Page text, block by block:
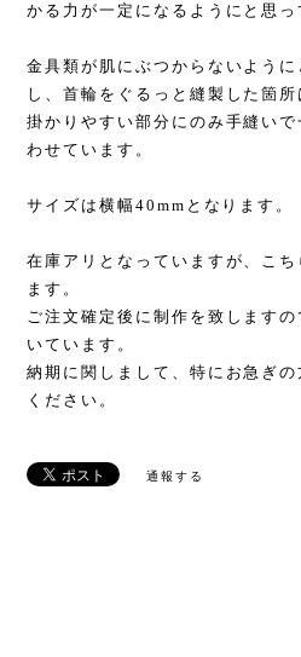
かる力が一定になるようにと思っ
金具類が肌にぶつからないよう
し、首輪をぐるっと縫製した箇
掛かりやすい部分にのみ手縫い
わせています。
サイズは横幅40mmとなります。
在庫アリとなっていますが、こ
ます。
ご注文確定後に制作を致します
いています。
納期に関しまして、特にお急ぎ
ください。
通報する